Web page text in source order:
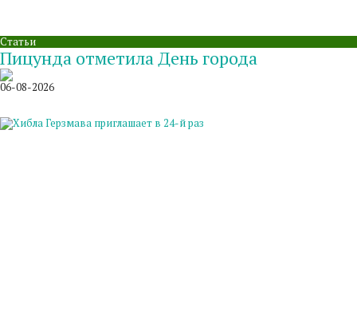
Статьи
Пицунда отметила День города
06-08-2026